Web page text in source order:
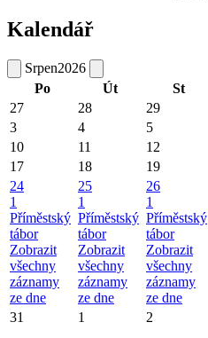
Kalendář
Srpen2026
Po
Út St
27
28 29
3
4 5
10
11 12
17
18 19
24
1
Příměstský
tábor
Zobrazit
všechny
záznamy
ze dne
25
1
Příměstský
tábor
Zobrazit
všechny
záznamy
ze dne
26
1
Příměstský
tábor
Zobrazit
všechny
záznamy
ze dne
31 1 2